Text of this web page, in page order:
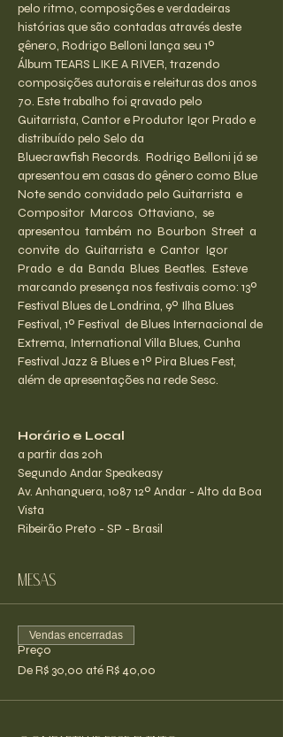
pelo ritmo, composições e verdadeiras
histórias que são contadas através deste
gênero, Rodrigo Belloni lança seu 1º
Álbum TEARS LIKE A RIVER, trazendo
composições autorais e releituras dos anos
70. Este trabalho foi gravado pelo
Guitarrista, Cantor e Produtor Igor Prado e
distribuído pelo Selo da
Bluecrawfish Records.  Rodrigo Belloni já se
apresentou em casas do gênero como Blue
Note sendo convidado pelo Guitarrista  e
Compositor  Marcos  Ottaviano,  se
apresentou  também  no  Bourbon  Street  a
convite  do  Guitarrista  e  Cantor  Igor
Prado  e  da  Banda  Blues  Beatles.  Esteve
marcando presença nos festivais como: 13º
Festival Blues de Londrina, 9º Ilha Blues
Festival, 1º Festival  de Blues Internacional de
Extrema, International Villa Blues, Cunha
Festival Jazz & Blues e 1º Pira Blues Fest,
além de apresentações na rede Sesc.
Horário e Local
a partir das 20h
Segundo Andar Speakeasy
Av. Anhanguera, 1087 12º Andar - Alto da Boa
Vista
Ribeirão Preto - SP - Brasil
Mesas
Preço
De R$ 30,00 até R$ 40,00
Vendas encerradas